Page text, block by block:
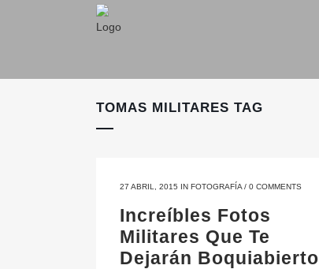
TOMAS MILITARES TAG
27 ABRIL, 2015 IN FOTOGRAFÍA / 0 COMMENTS
Increíbles Fotos
Militares Que Te
Dejarán Boquiabierto